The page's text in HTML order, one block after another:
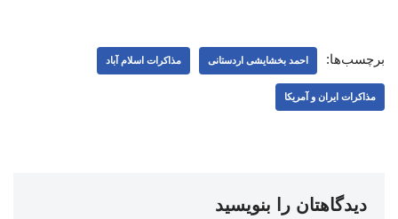
برچسب‌ها: احمد بخشایشی اردستانی مذاکرات اسلام آباد
مذاکرات ایران و آمریکا
دیدگاهتان را بنویسید